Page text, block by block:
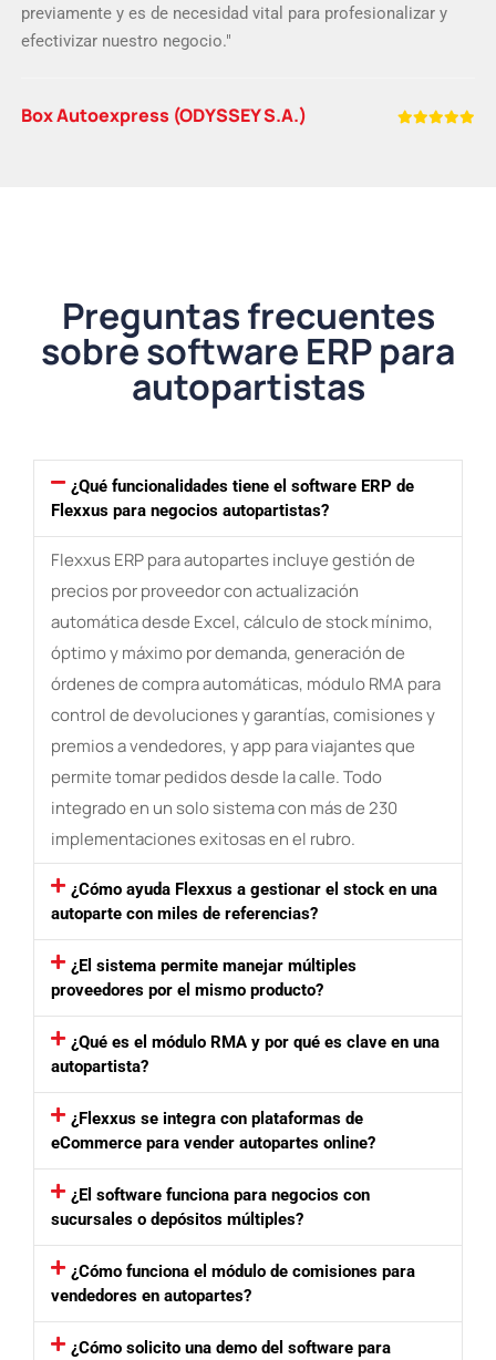
previamente y es de necesidad vital para profesionalizar y
efectivizar nuestro negocio."
Box Autoexpress (ODYSSEY S.A.)
Preguntas frecuentes
sobre software ERP para
autopartistas
¿Qué funcionalidades tiene el software ERP de
Flexxus para negocios autopartistas?
Flexxus ERP para autopartes incluye gestión de
precios por proveedor con actualización
automática desde Excel, cálculo de stock mínimo,
óptimo y máximo por demanda, generación de
órdenes de compra automáticas, módulo RMA para
control de devoluciones y garantías, comisiones y
premios a vendedores, y app para viajantes que
permite tomar pedidos desde la calle. Todo
integrado en un solo sistema con más de 230
implementaciones exitosas en el rubro.
¿Cómo ayuda Flexxus a gestionar el stock en una
autoparte con miles de referencias?
¿El sistema permite manejar múltiples
proveedores por el mismo producto?
¿Qué es el módulo RMA y por qué es clave en una
autopartista?
¿Flexxus se integra con plataformas de
eCommerce para vender autopartes online?
¿El software funciona para negocios con
sucursales o depósitos múltiples?
¿Cómo funciona el módulo de comisiones para
vendedores en autopartes?
¿Cómo solicito una demo del software para